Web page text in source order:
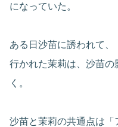
になっていた。
ある日沙苗に誘われて、
行かれた茉莉は、沙苗
く。
沙苗と茉莉の共通点は「